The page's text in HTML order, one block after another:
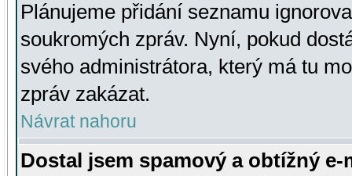
Plánujeme přidání seznamu
soukromých zpráv. Nyní, pokud
svého administrátora, který má tu
zpráv zakázat.
Návrat nahoru
Dostal jsem spamový a obtížný